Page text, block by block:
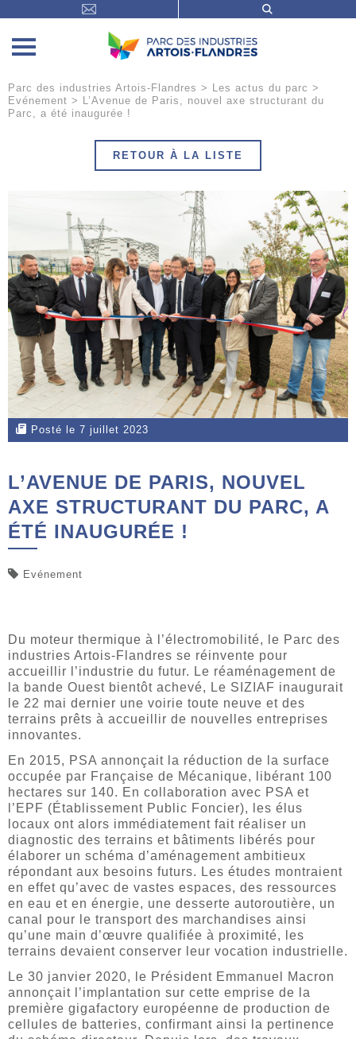
Parc des industries Artois-Flandres > Les actus du parc >
Evénement >
L’Avenue de Paris, nouvel axe structurant du
Parc, a été inaugurée !
RETOUR À LA LISTE
Posté le 7 juillet 2023
L’AVENUE DE PARIS, NOUVEL
AXE STRUCTURANT DU PARC, A
ÉTÉ INAUGURÉE !
Evénement
Du moteur thermique à l’électromobilité, le Parc des
industries Artois-Flandres se réinvente pour
accueillir l’industrie du futur. Le réaménagement de
la bande Ouest bientôt achevé, Le SIZIAF inaugurait
le 22 mai dernier une voirie toute neuve et des
terrains prêts à accueillir de nouvelles entreprises
innovantes.
En 2015, PSA annonçait la réduction de la surface
occupée par Française de Mécanique, libérant 100
hectares sur 140. En collaboration avec PSA et
l’EPF (Établissement Public Foncier), les élus
locaux ont alors immédiatement fait réaliser un
diagnostic des terrains et bâtiments libérés pour
élaborer un schéma d’aménagement ambitieux
répondant aux besoins futurs. Les études montraient
en effet qu’avec de vastes espaces, des ressources
en eau et en énergie, une desserte autoroutière, un
canal pour le transport des marchandises ainsi
qu’une main d’œuvre qualifiée à proximité, les
terrains devaient conserver leur vocation industrielle.
Le 30 janvier 2020, le Président Emmanuel Macron
annonçait l’implantation sur cette emprise de la
première gigafactory européenne de production de
cellules de batteries, confirmant ainsi la pertinence